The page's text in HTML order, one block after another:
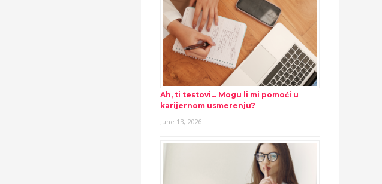
Ah, ti testovi… Mogu li mi pomoći u
karijernom usmerenju?
June 13, 2026